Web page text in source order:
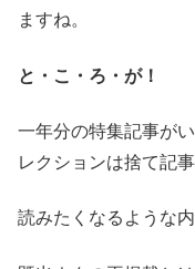
ますね。
と・こ・ろ・が！
一年分の特集記事が
レクションは捨て記
読みたくなるような